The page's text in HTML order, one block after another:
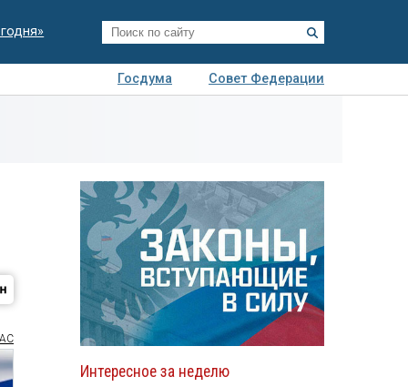
Госдума
Совет Федерации
Интересное за неделю